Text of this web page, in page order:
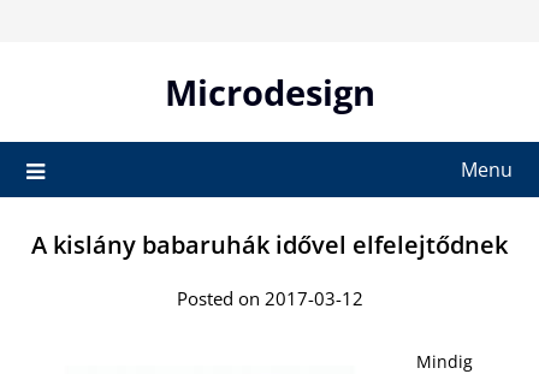
Microdesign
Menu
A kislány babaruhák idővel elfelejtődnek
Posted on 2017-03-12
Mindig